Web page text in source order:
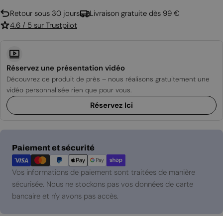
Retour sous 30 jours
Livraison gratuite dès 99 €
4.6 / 5 sur Trustpilot
Réservez une présentation vidéo
Découvrez ce produit de près – nous réalisons gratuitement une
vidéo personnalisée rien que pour vous.
Réservez Ici
Paiement et sécurité
Modes
de
paiement
Vos informations de paiement sont traitées de manière
sécurisée. Nous ne stockons pas vos données de carte
bancaire et n'y avons pas accès.